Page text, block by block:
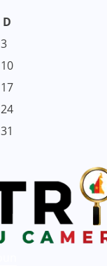
D
3
10
17
24
31